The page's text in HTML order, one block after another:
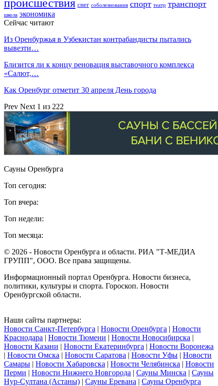
происшествия снег соболезнования спорт театр транспорт
школа экономика
Сейчас читают
Из Оренбуржья в Узбекистан контрабандисты пытались
вывезти…
Близится ли к концу реновация выставочного комплекса
«Салют,…
Как Оренбург отметит 30 апреля День города
Prev Next 1 из 222
Сауны Оренбурга
Топ сегодня:
Топ вчера:
Топ недели:
Топ месяца:
© 2026 - Новости Оренбурга и области. РИА "Т-МЕДИА
ГРУПП", ООО. Все права защищены.
Информационный портал Оренбурга. Новости бизнеса,
политики, культуры и спорта. Гороскоп. Новости
Оренбургской области.
Наши сайты партнеры:
Новости Санкт-Петербурга | Новости Оренбурга | Новости
Краснодара | Новости Тюмени | Новости Новосибирска |
Новости Казани | Новости Екатеринбурга | Новости Воронежа
| Новости Омска | Новости Саратова | Новости Уфы | Новости
Самары | Новости Хабаровска | Новости Челябинска | Новости
Перми | Новости Нижнего Новгорода | Сауны Минска | Сауны
Нур-Султана (Астаны) | Сауны Еревана | Сауны Оренбурга